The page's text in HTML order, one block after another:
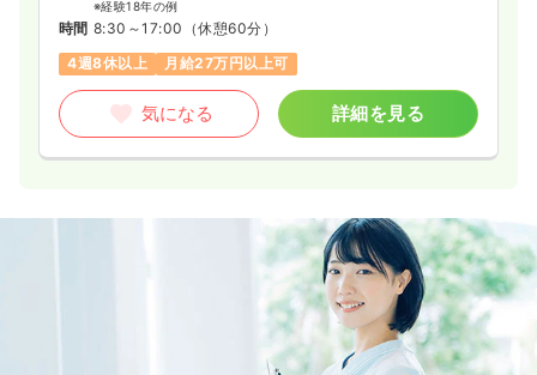
※経験18年の例
時間 8:30～17:00 （休憩60分）
4週8休以上
月給27万円以上可
気になる 詳細を見る